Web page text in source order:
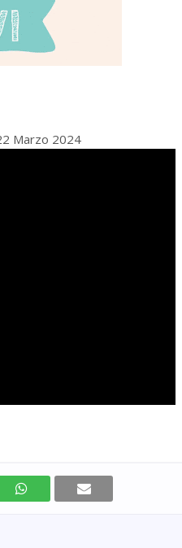
Marzo 2024